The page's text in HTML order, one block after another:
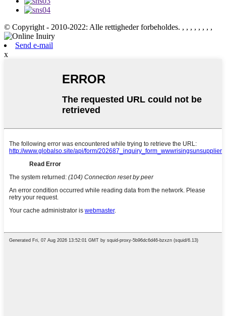
© Copyright - 2010-2022: Alle rettigheder forbeholdes. , , , , , , , ,
Send e-mail
x